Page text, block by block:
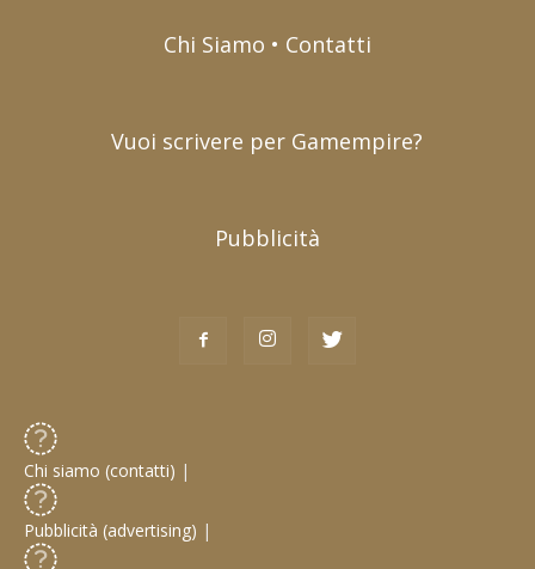
Chi Siamo • Contatti
Vuoi scrivere per Gamempire?
Pubblicità
Chi siamo (contatti) |
Pubblicità (advertising) |